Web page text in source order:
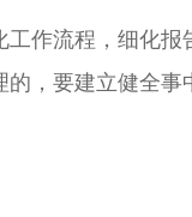
作流程，细化
，要建立健全